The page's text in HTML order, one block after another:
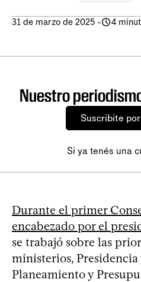
31 de marzo de 2025 - 4
Nuestro
Suscribite
Si ya tenés una
Durante el primer
encabezado por el
se trabajó sobre las
ministerios,
Planeamiento y